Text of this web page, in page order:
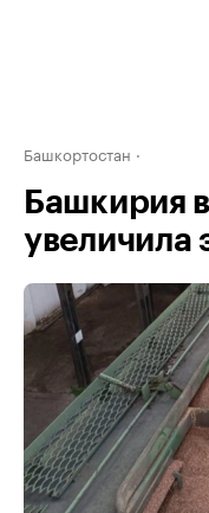
Башкортостан
Башкирия
увеличила